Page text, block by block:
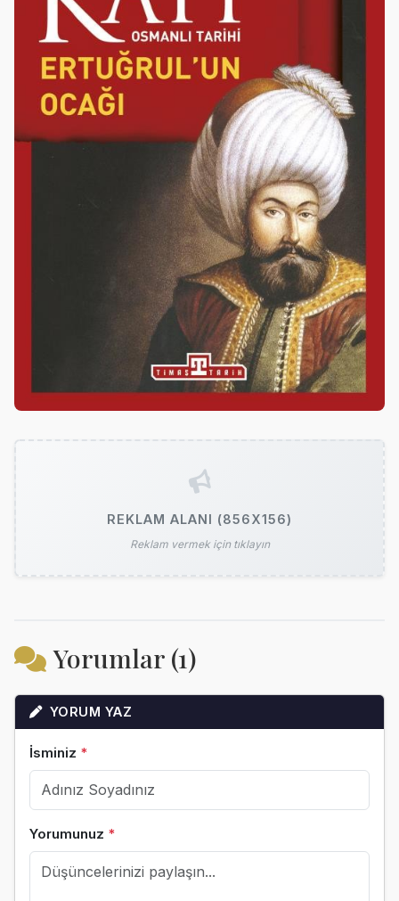
REKLAM ALANI (856X156)
Reklam vermek için tıklayın
Yorumlar (1)
YORUM YAZ
İsminiz *
Yorumunuz *